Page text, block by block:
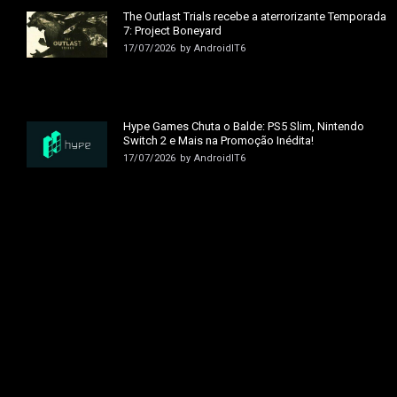
The Outlast Trials recebe a aterrorizante Temporada
7: Project Boneyard
17/07/2026 by AndroidIT6
Hype Games Chuta o Balde: PS5 Slim, Nintendo
Switch 2 e Mais na Promoção Inédita!
17/07/2026 by AndroidIT6